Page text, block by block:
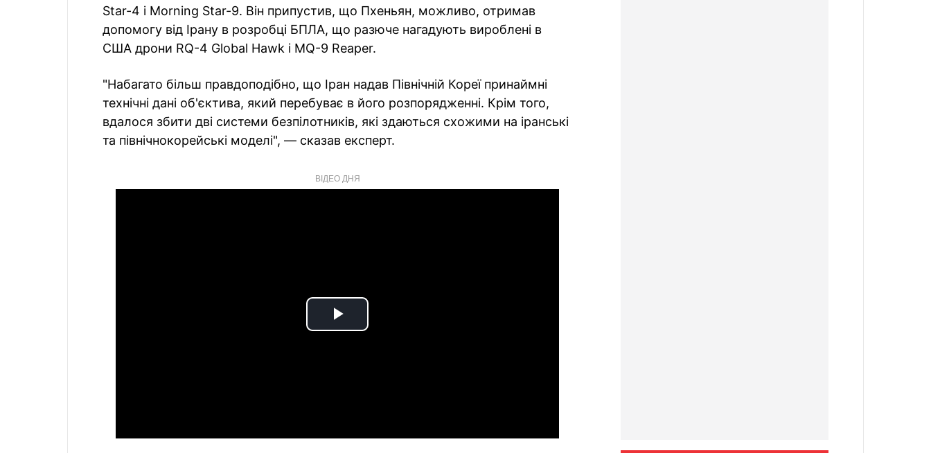
Star-4 і Morning Star-9. Він припустив, що Пхеньян, можливо, отримав
допомогу від Ірану в розробці БПЛА, що разюче нагадують вироблені в
США дрони RQ-4 Global Hawk і MQ-9 Reaper.
"Набагато більш правдоподібно, що Іран надав Північній Кореї принаймні
технічні дані об'єктива, який перебуває в його розпорядженні. Крім того,
вдалося збити дві системи безпілотників, які здаються схожими на іранські
та північнокорейські моделі", — сказав експерт.
ВІДЕО ДНЯ
Play